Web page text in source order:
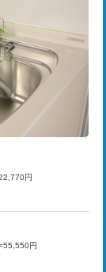
円
円
円
円
円
円
円
円
円 円
円